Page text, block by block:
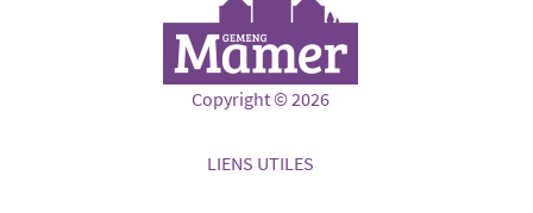
Copyright © 2026
LIENS UTILES